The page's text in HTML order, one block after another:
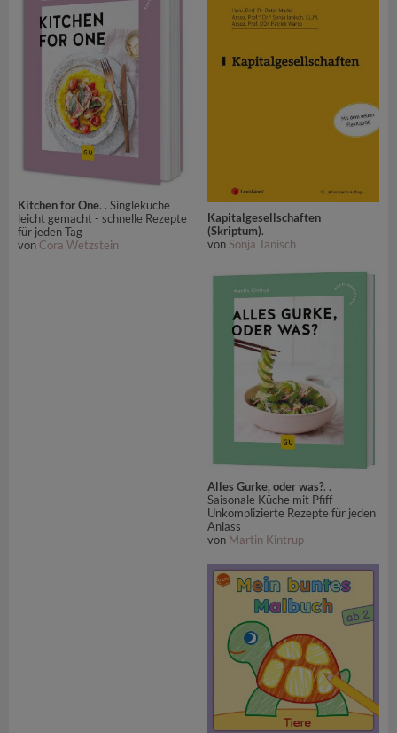
Kitchen for One. . Singleküche
leicht gemacht - schnelle Rezepte
für jeden Tag
von Cora Wetzstein
Kapitalgesellschaften
(Skriptum).
von Sonja Janisch
Alles Gurke, oder was?. .
Saisonale Küche mit Pfiff -
Unkomplizierte Rezepte für jeden
Anlass
von Martin Kintrup